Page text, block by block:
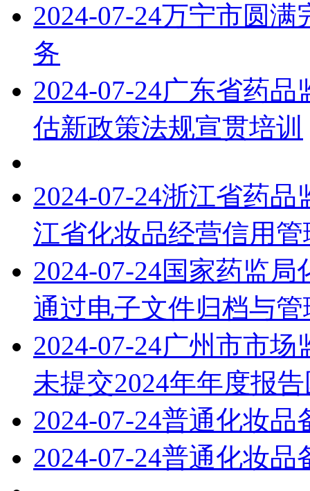
2024-07-24万宁市圆满
务
2024-07-24广东省药品
估新政策法规宣贯培训
2024-07-24浙江省药品
江省化妆品经营信用
2024-07-24国家药监局
通过电子文件归档与
2024-07-24广州市市场
未提交2024年年度报
2024-07-24普通化妆品
2024-07-24普通化妆品